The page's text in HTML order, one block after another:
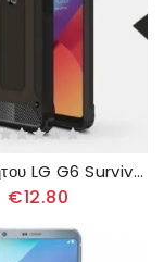
θηκη κινητου LG G6 Survivor
€12.80